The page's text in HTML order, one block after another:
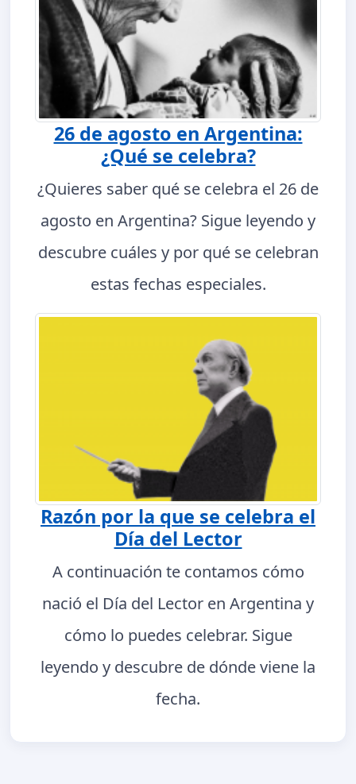
26 de agosto en Argentina:
¿Qué se celebra?
¿Quieres saber qué se celebra el 26 de
agosto en Argentina? Sigue leyendo y
descubre cuáles y por qué se celebran
estas fechas especiales.
Razón por la que se celebra el
Día del Lector
A continuación te contamos cómo
nació el Día del Lector en Argentina y
cómo lo puedes celebrar. Sigue
leyendo y descubre de dónde viene la
fecha.